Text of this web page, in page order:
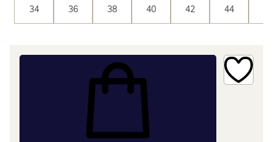
34 36 38 40 42 44